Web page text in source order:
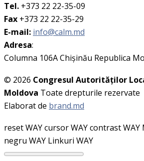
Tel. +373 22 22-35-09
Fax +373 22 22-35-29
E-mail: info@calm.md
Adresa:
Columna 106A Chişinău Republica
© 2026 Congresul Autorităţilor
Moldova Toate drepturile rezervate
Elaborat de brand.md
reset WAYcursor WAYcontrast WAY
negru WAY Linkuri WAY